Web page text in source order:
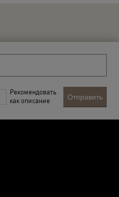
Рекомендовать
как описание
Отправить